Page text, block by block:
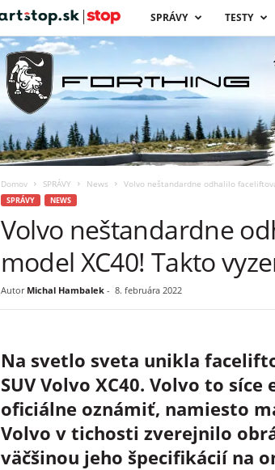
a
r
t
t
o
SPRÁVY TESTY
Domov SPRÁVY News Volvo neštandardne odhalilo
SPRÁVY NEWS
Volvo neštandardne
model XC40! Takto
Autor Michal Hambalek- 8. februára 2022
Na svetlo sveta unikla
SUV Volvo XC40. Volvo to
oficiálne oznámiť, namiesto
Volvo v tichosti zverejnilo
väčšinou jeho špecifikácií na